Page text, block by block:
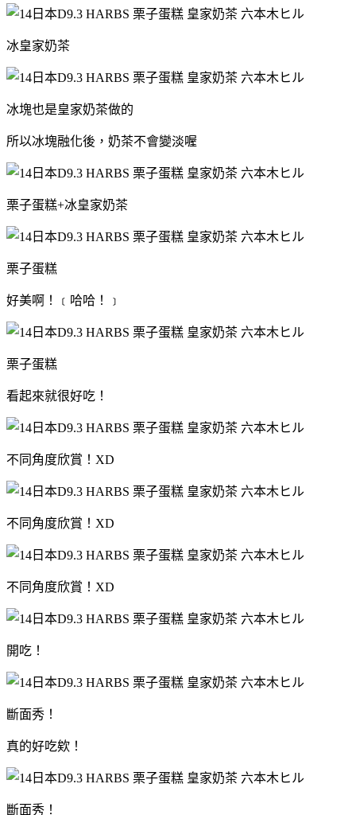
冰皇家奶茶
冰塊也是皇家奶茶做的
所以冰塊融化後，奶茶不會變淡喔
栗子蛋糕+冰皇家奶茶
栗子蛋糕
好美啊！﹝哈哈！﹞
栗子蛋糕
看起來就很好吃！
不同角度欣賞！XD
不同角度欣賞！XD
不同角度欣賞！XD
開吃！
斷面秀！
真的好吃欸！
斷面秀！